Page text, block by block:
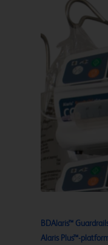
BDAlaris™
Alaris Plus™-